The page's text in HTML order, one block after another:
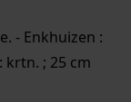
- Enkhuizen :
krtn. ; 25 cm